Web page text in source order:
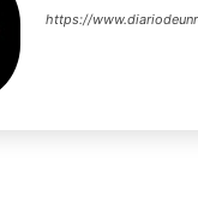
https://